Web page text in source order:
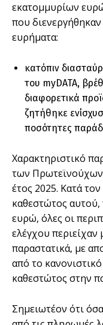
εκατομμυρίων
που
ευρήματα:
κατόπιν
του myDATA,
διαφορετικά
ζητήθηκε
ποσότητες
Χαρακτηριστικό
των
έτος 2025. Κατά
καθεστώτος
ευρώ, όλες οι
ελέγχου
παραστατικά, με
από το
καθεστώτος στην
Σημειωτέον ότι